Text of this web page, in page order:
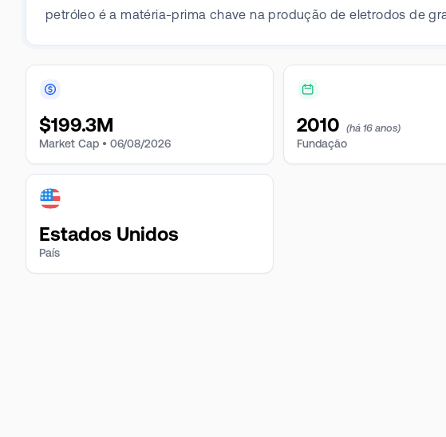
petróleo é a matéria-prima chave na produção de eletrodos de
$199.3M
Market Cap • 06/08/2026
2010 (há 16 anos)
Fundação
Estados Unidos
País